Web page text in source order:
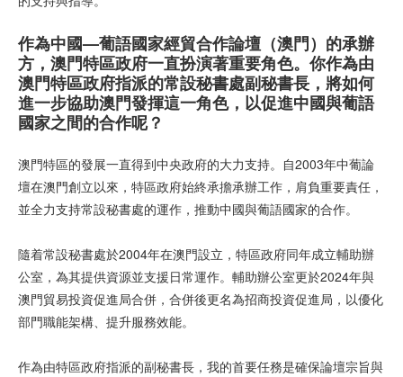
作為中國—葡語國家經貿合作論壇（澳門）的承辦
方，澳門特區政府一直扮演著重要角色。你作為由
澳門特區政府指派的常設秘書處副秘書長，將如何
進一步協助澳門發揮這一角色，以促進中國與葡語
國家之間的合作呢？
澳門特區的發展一直得到中央政府的大力支持。自2003年中葡論
壇在澳門創立以來，特區政府始終承擔承辦工作，肩負重要責任，
並全力支持常設秘書處的運作，推動中國與葡語國家的合作。
隨着常設秘書處於2004年在澳門設立，特區政府同年成立輔助辦
公室，為其提供資源並支援日常運作。輔助辦公室更於2024年與
澳門貿易投資促進局合併，合併後更名為招商投資促進局，以優化
部門職能架構、提升服務效能。
作為由特區政府指派的副秘書長，我的首要任務是確保論壇宗旨與